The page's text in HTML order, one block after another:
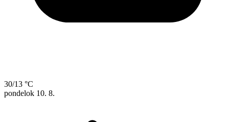
30/13 °C
pondelok 10. 8.